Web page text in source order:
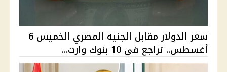
سعر الدولار مقابل الجنيه المصري الخميس 6
أغسطس.. تراجع في 10 بنوك وارت...